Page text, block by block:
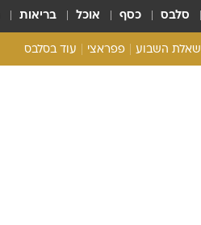
סלבס כסף אוכל בריאות
שאלת השבוע פפראצי עוד בסלבס